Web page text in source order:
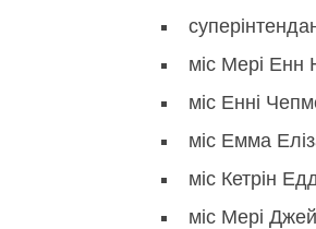
міс Мері Енн
міс Енні
міс Емма
міс Кетрін
міс Мері